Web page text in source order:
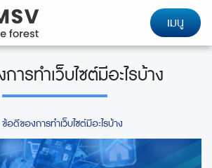
เมนู
ารทำเว็บไซต์มีอะไรบ้าง
ข้อดีของการทำเว็บไซต์มีอะไรบ้าง